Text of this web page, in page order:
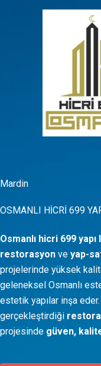
Mardin
OSMANLI HİCRİ 699
Osmanlı hicri 699
restorasyon ve yap-
projelerinde yüksek
geleneksel Osmanlı
estetik yapılar inşa
gerçekleştirdiği
projesinde güven,